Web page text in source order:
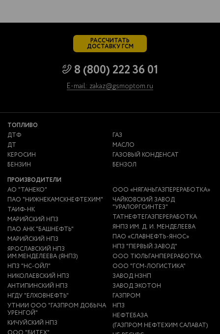
РАССЧИТАТЬ
ДОСТАВКУ ГСМ
8 (800) 222 36 01
E-mail: zakaz@gsmoptom.ru
ТОПЛИВО
ДТФ
ДТ
КЕРОСИН
БЕНЗИН
ГАЗ
МАСЛО
ГАЗОВЫЙ КОНДЕНСАТ
БЕНЗОЛ
ПРОИЗВОДИТЕЛИ
АО "ТАНЕКО"
ПАО "НИЖНЕКАМСКНЕФТЕХИМ"
ТАИФ-НК
МАРИЙСКИЙ НПЗ
ПАО АНК "БАШНЕФТЬ"
МАРИЙСКИЙ НПЗ
ЯРОСЛАВСКИЙ НПЗ
ИМ.МЕНДЕЛЕЕВА (ЯНПЗ)
НПЗ "НС-ОЙЛ"
НИКОЛАЕВСКИЙ НПЗ
АНТИПИНСКИЙ НПЗ
НГДУ "ЕЛХОВНЕФТЬ"
УТНИИ ООО "ГАЗПРОМ ДОБЫЧА
УРЕНГОЙ"
КИЧУЙСКИЙ НПЗ
ООО «НЯГАНЬГАЗПЕРЕРАБОТКА»
ЧАЙКОВСКИЙ ЗАВОД
"УРАЛОРГСИНТЕЗ"
ТАТНЕФТЕГАЗПЕРЕРАБОТКА
ЯНПЗ ИМ. Д. И. МЕНДЕЛЕЕВА
ПАО «СЛАВНЕФТЬ-ЯНОС»
НПЗ "ПЕРВЫЙ ЗАВОД"
ООО ТЮЛЬГАНПЕРЕРАБОТКА
ООО "ГСМ-ЛОГИСТИКА"
ЗАВОД НЗНП
ЗАВОД ЭКОТОН
ГАЗПРОМ
НПЗ
НЕФТЕБАЗА
(ГАЗПРОМ НЕФТЕХИМ САЛАВАТ)